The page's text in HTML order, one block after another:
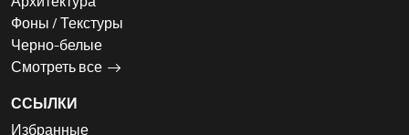
Фоны / Текстуры
Черно-белые
Смотреть все
ССЫЛКИ
Избранные